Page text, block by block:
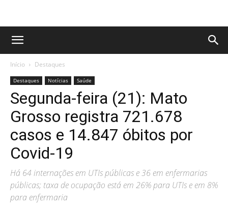
Início Destaques
Destaques Notícias Saúde
Segunda-feira (21): Mato
Grosso registra 721.678
casos e 14.847 óbitos por
Covid-19
Há 64 internações em UTIs públicas e 36 em enfermarias
públicas; taxa de ocupação está em 26% para UTIs e em 8%
para enfermaria